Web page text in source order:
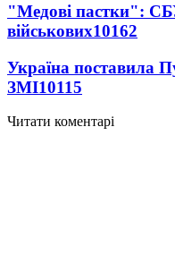
"Медові пастки":
військових10162
Україна поставила
ЗМІ10115
Читати коментарі